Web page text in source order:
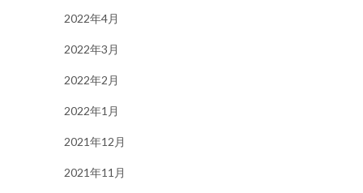
2022年4月
2022年3月
2022年2月
2022年1月
2021年12月
2021年11月